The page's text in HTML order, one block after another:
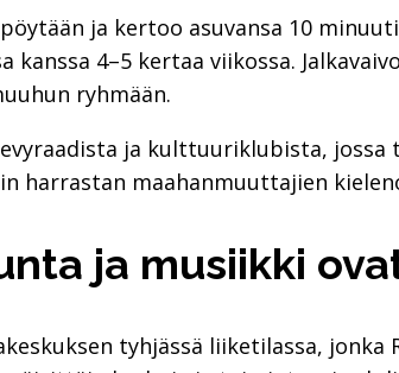
ja kertoo asuvansa 10
kanssa 4–5 kertaa viikossa.
ryhmään.
ja kulttuuriklubista,
harrastan maahanmuuttajien
ja musiikki
tyhjässä liiketilassa, jonka